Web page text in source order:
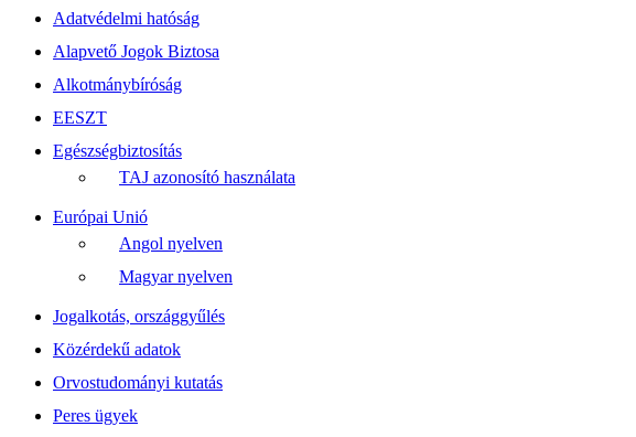
Adatvédelmi hatóság
Alapvető Jogok Biztosa
Alkotmánybíróság
EESZT
Egészségbiztosítás
TAJ azonosító használata
Európai Unió
Angol nyelven
Magyar nyelven
Jogalkotás, országgyűlés
Közérdekű adatok
Orvostudományi kutatás
Peres ügyek